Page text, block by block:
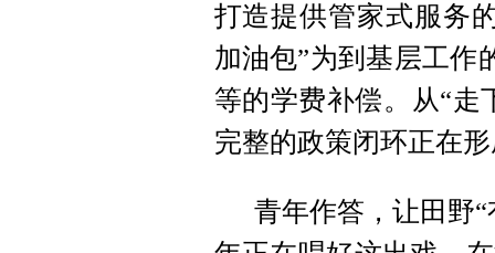
打造提供管家式服务
加油包”为到基层工作
等的学费补偿。从“走
完整的政策闭环正在
青年作答，让田野